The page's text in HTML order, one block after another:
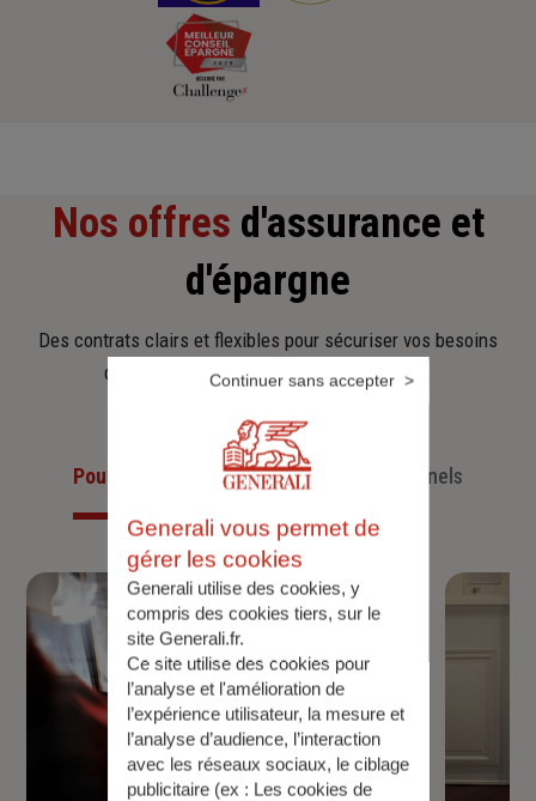
Nos offres d'assurance et
d'épargne
Des contrats clairs et flexibles pour sécuriser vos besoins
d’aujourd’hui et anticiper ceux de demain.
Pour les particuliersPour les professionnels
Generali vous permet de
gérer les cookies
Generali utilise des cookies, y
compris des cookies tiers, sur le
site Generali.fr.
Ce site utilise des cookies pour
l’analyse et l'amélioration de
l’expérience utilisateur, la mesure et
l’analyse d’audience, l’interaction
avec les réseaux sociaux, le ciblage
publicitaire (ex : Les cookies de
Continuer sans accepter